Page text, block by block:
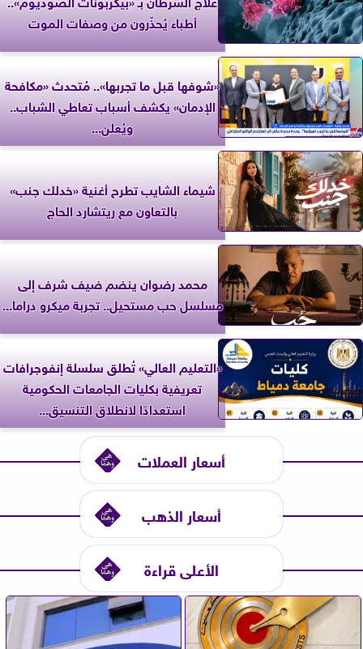
أطباء يُحذّرون من وصفات الموت
«شوفها قبل ما تجربها».. مُتحدث «مكافحة
الإدمان» يكشف أسباب تعاطي الشباب..
ويُعلن...
شيماء الشايب تطرح أغنية «خدلك جنب»
بالتعاون مع ريتشارد الحاج
محمد رضوان ينضم ضيف شرف إلى
مسلسل حب مستحيل.. تجربة ميكرو دراما...
«التعليم العالي» تُطلق سلسلة إنفوجرافات
تعريفية بكليات الجامعات الحكومية
استعدادًا لانطلاق التنسيق...
أسعار العملات
أسعار الذهب
الأعلى قراءة